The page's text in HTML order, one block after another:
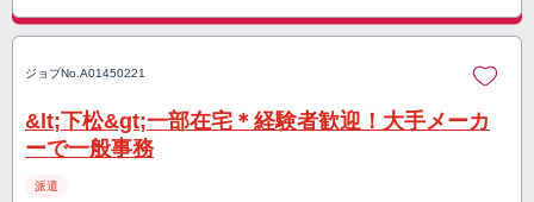
ジョブNo. A01450221
&lt;下松&gt;一部在宅＊経験者歓迎！大手メーカ
ーで一般事務
派遣